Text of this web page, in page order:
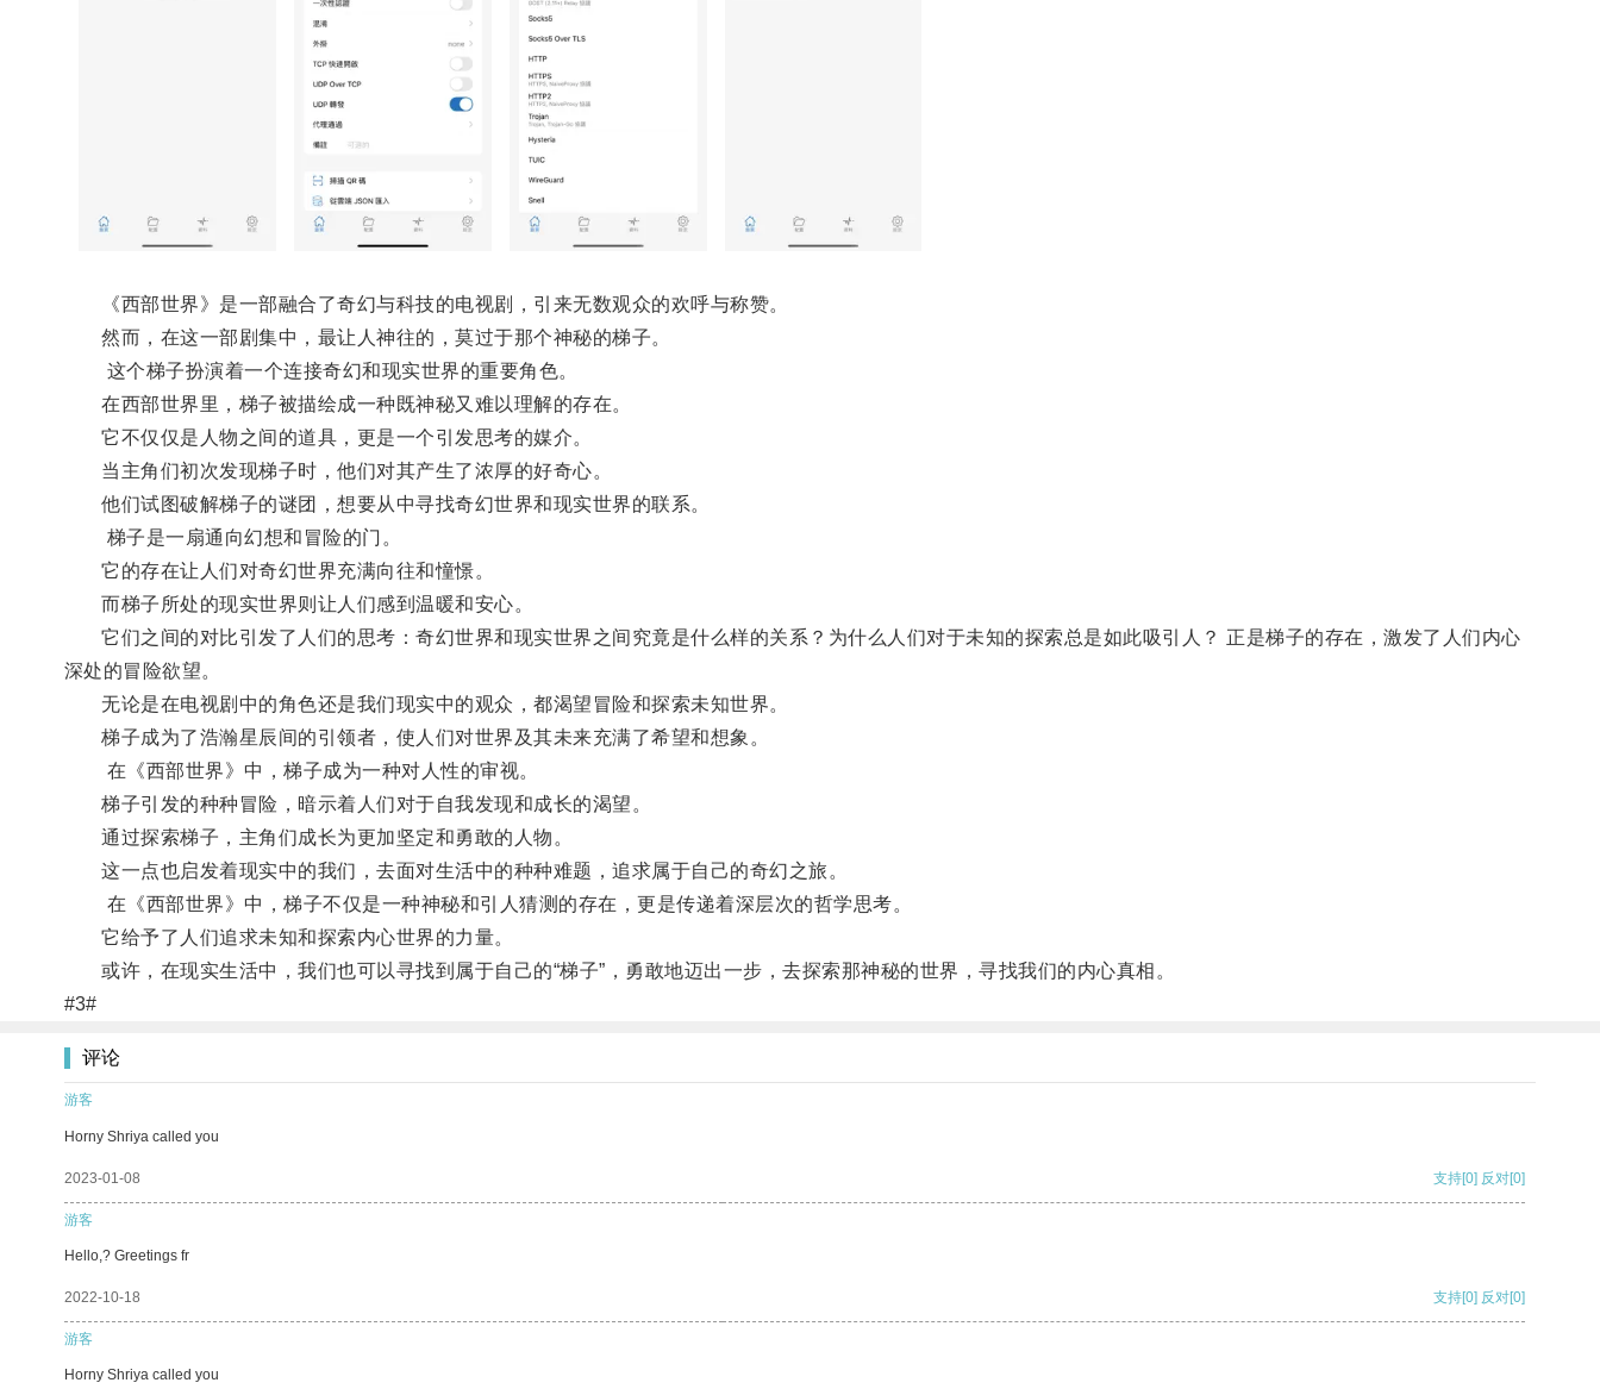
《西部世界》是一部融合了奇幻与科技的电视剧，引来无数观众的欢呼与称赞。
然而，在这一部剧集中，最让人神往的，莫过于那个神秘的梯子。
这个梯子扮演着一个连接奇幻和现实世界的重要角色。
在西部世界里，梯子被描绘成一种既神秘又难以理解的存在。
它不仅仅是人物之间的道具，更是一个引发思考的媒介。
当主角们初次发现梯子时，他们对其产生了浓厚的好奇心。
他们试图破解梯子的谜团，想要从中寻找奇幻世界和现实世界的联系。
梯子是一扇通向幻想和冒险的门。
它的存在让人们对奇幻世界充满向往和憧憬。
而梯子所处的现实世界则让人们感到温暖和安心。
它们之间的对比引发了人们的思考：奇幻世界和现实世界之间究竟是什么样的关系？为什么人们对于未知的探索总是如此吸引人？ 正是梯子的存在，激发了人们内心
深处的冒险欲望。
无论是在电视剧中的角色还是我们现实中的观众，都渴望冒险和探索未知世界。
梯子成为了浩瀚星辰间的引领者，使人们对世界及其未来充满了希望和想象。
在《西部世界》中，梯子成为一种对人性的审视。
梯子引发的种种冒险，暗示着人们对于自我发现和成长的渴望。
通过探索梯子，主角们成长为更加坚定和勇敢的人物。
这一点也启发着现实中的我们，去面对生活中的种种难题，追求属于自己的奇幻之旅。
在《西部世界》中，梯子不仅是一种神秘和引人猜测的存在，更是传递着深层次的哲学思考。
它给予了人们追求未知和探索内心世界的力量。
或许，在现实生活中，我们也可以寻找到属于自己的“梯子”，勇敢地迈出一步，去探索那神秘的世界，寻找我们的内心真相。
#3#
评论
游客
Horny Shriya called you
2023-01-08 支持[0] 反对[0]
游客
Hello,? Greetings fr
2022-10-18 支持[0] 反对[0]
游客
Horny Shriya called you